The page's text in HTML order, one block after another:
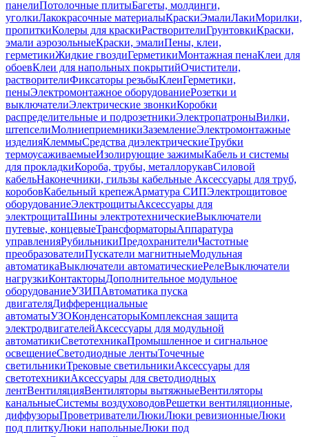
панелиПотолочные плитыБагеты, молдинги,
уголкиЛакокрасочные материалыКраскиЭмалиЛакиМорилки,
пропиткиКолеры для краскиРастворителиГрунтовкиКраски,
эмали аэрозольныеКраски, эмалиПены, клеи,
герметикиЖидкие гвоздиГерметикиМонтажная пенаКлеи для
обоевКлеи для напольных покрытийОчистители,
растворителиФиксаторы резьбыКлеиГерметики,
пеныЭлектромонтажное оборудованиеРозетки и
выключателиЭлектрические звонкиКоробки
распределительные и подрозетникиЭлектропатроныВилки,
штепселиМолниеприемникиЗаземлениеЭлектромонтажные
изделияКлеммыСредства диэлектрическиеТрубки
термоусаживаемыеИзолирующие зажимыКабель и системы
для прокладкиКороба, трубы, металлорукавСиловой
кабельНаконечники, гильзы кабельные Аксессуары для труб,
коробовКабельный крепежАрматура СИПЭлектрощитовое
оборудованиеЭлектрощитыАксессуары для
электрощитаШины электротехническиеВыключатели
путевые, концевыеТрансформаторыАппаратура
управленияРубильникиПредохранителиЧастотные
преобразователиПускатели магнитныеМодульная
автоматикаВыключатели автоматическиеРелеВыключатели
нагрузкиКонтакторыДополнительное модульное
оборудованиеУЗИПАвтоматика пуска
двигателяДифференциальные
автоматыУЗОКонденсаторыКомплексная защита
электродвигателейАксессуары для модульной
автоматикиСветотехникаПромышленное и сигнальное
освещениеСветодиодные лентыТочечные
светильникиТрековые светильникиАксессуары для
светотехникиАксессуары для светодиодных
лентВентиляцияВентиляторы вытяжныеВентиляторы
канальныеСистемы воздуховодовРешетки вентиляционные,
диффузорыПроветривателиЛюкиЛюки ревизионныеЛюки
под плиткуЛюки напольныеЛюки под